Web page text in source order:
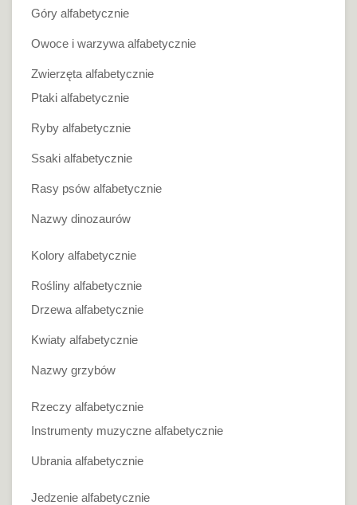
Góry alfabetycznie
Owoce i warzywa alfabetycznie
Zwierzęta alfabetycznie
Ptaki alfabetycznie
Ryby alfabetycznie
Ssaki alfabetycznie
Rasy psów alfabetycznie
Nazwy dinozaurów
Kolory alfabetycznie
Rośliny alfabetycznie
Drzewa alfabetycznie
Kwiaty alfabetycznie
Nazwy grzybów
Rzeczy alfabetycznie
Instrumenty muzyczne alfabetycznie
Ubrania alfabetycznie
Jedzenie alfabetycznie